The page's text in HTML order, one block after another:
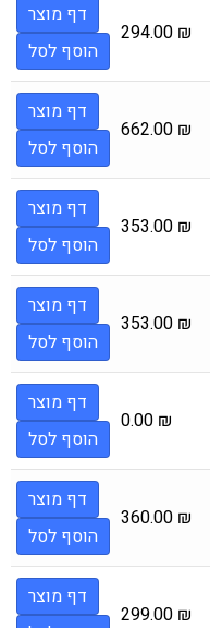
294.00 ₪
דף מוצר
הוסף לסל
662.00 ₪
דף מוצר
הוסף לסל
353.00 ₪
דף מוצר
הוסף לסל
353.00 ₪
דף מוצר
הוסף לסל
0.00 ₪
דף מוצר
הוסף לסל
360.00 ₪
דף מוצר
הוסף לסל
299.00 ₪
דף מוצר